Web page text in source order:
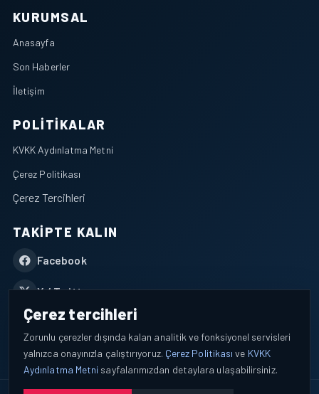
KURUMSAL
Anasayfa
Son Haberler
İletişim
POLITIKALAR
KVKK Aydınlatma Metni
Çerez Politikası
Çerez Tercihleri
TAKIPTE KALIN
Facebook
X / Twitter
YouTube
WhatsApp
Çerez tercihleri
Zorunlu çerezler dışında kalan analitik ve fonksiyonel servisleri
yalnızca onayınızla çalıştırıyoruz. Çerez Politikası ve KVKK
Aydınlatma Metni sayfalarımızdan detaylara ulaşabilirsiniz.